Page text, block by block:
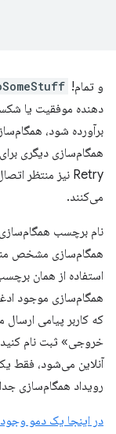
و تمام!
دهنده موفقیت یا
برآورده شود،
همگام‌سازی دیگری
می‌کنند.
همگام‌سازی مشخص
استفاده از همان
همگام‌سازی موجود
که کاربر پیامی
رویداد همگام‌سازی
در اینجا یک دمو وجود